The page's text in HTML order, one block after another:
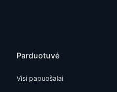
Parduotuvė
Visi papuošalai